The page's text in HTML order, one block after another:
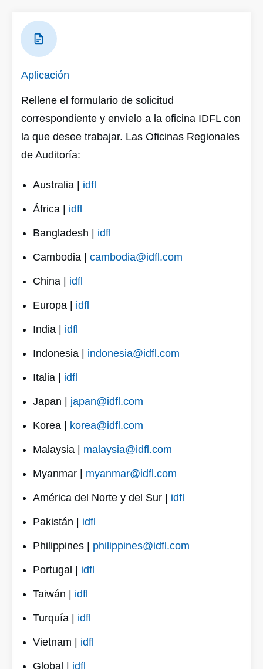
Aplicación
Rellene el formulario de solicitud
correspondiente y envíelo a la oficina IDFL con
la que desee trabajar. Las Oficinas Regionales
de Auditoría:
Australia | idfl
África | idfl
Bangladesh | idfl
Cambodia | cambodia@idfl.com
China | idfl
Europa | idfl
India | idfl
Indonesia | indonesia@idfl.com
Italia | idfl
Japan | japan@idfl.com
Korea | korea@idfl.com
Malaysia | malaysia@idfl.com
Myanmar | myanmar@idfl.com
América del Norte y del Sur | idfl
Pakistán | idfl
Philippines | philippines@idfl.com
Portugal | idfl
Taiwán | idfl
Turquía | idfl
Vietnam | idfl
Global | idfl